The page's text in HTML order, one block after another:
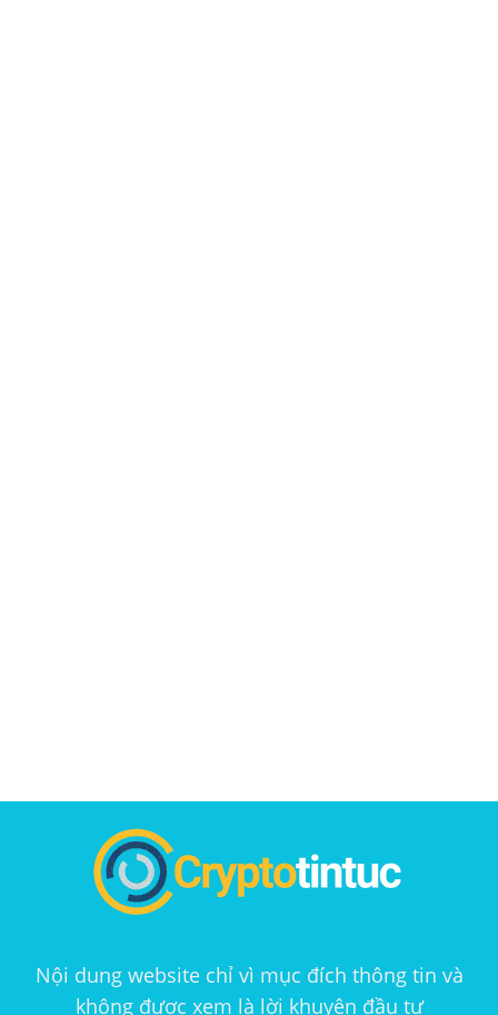
Nội dung website chỉ vì mục đích thông tin và
không được xem là lời khuyên đầu tư